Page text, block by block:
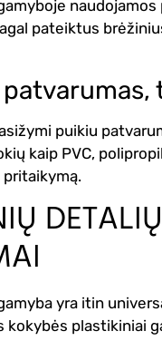
pateiktus
puikiu
kaip PVC,
yra itin
kokybės plastikiniai